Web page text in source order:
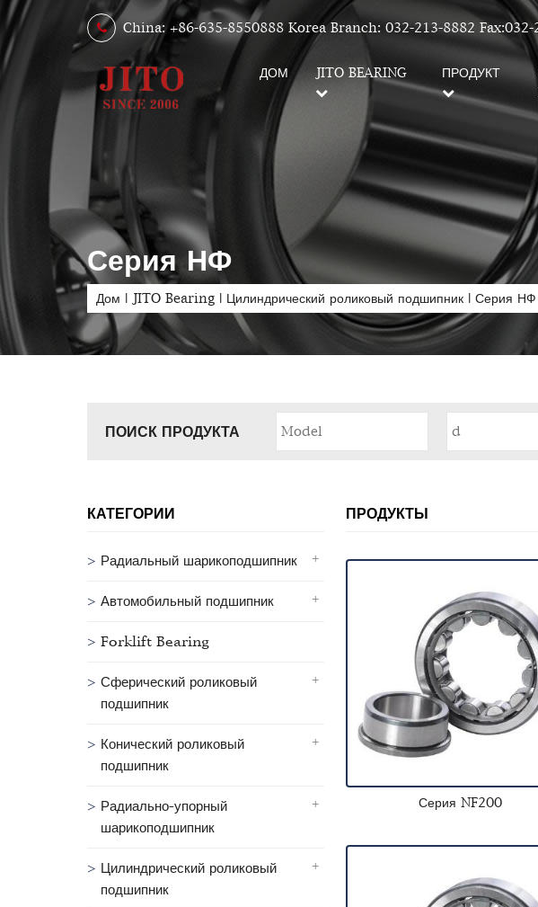
China: +86-635-8550888 Korea Branch: 032-213-8882 Fax:032-
ДОМ JITO BEARING ПРОДУКТ
Серия НФ
Дом | JITO Bearing | Цилиндрический роликовый подшипник | Серия НФ
ПОИСК ПРОДУКТА
КАТЕГОРИИ
Радиальный шарикоподшипник
Автомобильный подшипник
Forklift Bearing
Сферический роликовый
подшипник
Конический роликовый
подшипник
Радиально-упорный
шарикоподшипник
Цилиндрический роликовый
подшипник
ПРОДУКТЫ
Серия NF200